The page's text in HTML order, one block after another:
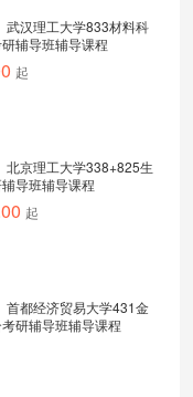
武汉理工大学833材料科
辅导班辅导课程
起
北京理工大学338+825生
导班辅导课程
起
首都经济贸易大学431金
研辅导班辅导课程